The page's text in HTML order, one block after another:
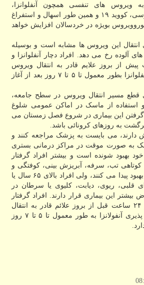
به ویروس های تنفسی همچون آنفلوانزا،
سرماخوردگی های ویروسی، کووید ۱۹ و همین طور اسهال و استفراغ
بویژه در خردسالان افزایش خواهد
انتقال این ویروس ها مشابه است و بوسیله
رخ می دهد. افراد دچار آنفلوانزا و
از ۲۴ ساعت پیش از بروز علایم قادر به انتقال ویروس
هستند و انتقال پذیری آنفلوانزا بطور معمول تا ۵ تا ۷ روز بعد از آغاز
قطع مسیر انتقال ویروس در سطح جامعه،
استفاده از ماسک در اماکن عمومی شلوغ
این بیماری در شروع فصل زمستان می
به روزهای کرونائی باشد.
می بایست به پزشک مراجعه کنند و
به صورت موقت در مراکز درمانی بستری
خود بهبود شونده است و بیشتر افراد گرفتار
کوتاهی تب، سرفه، آبریزش بینی، کوفتگی و
درد عضلانی خودبه خود بهبود پیدا می کنند، ولی افراد بالای ۶۵ سال یا
ای قلبی، ریوی، دیابت، کلیوی یا سرطان در
این بیماری قرار دارند. افراد گرفتار
آنفولانزا و کووید ۱۹ از ۲۴ ساعت قبل از بروز علائم قادر به انتقال
ویروس هستند و انتقال پذیری آنفولانزا به طور معمول تا ۵ تا ۷ روز